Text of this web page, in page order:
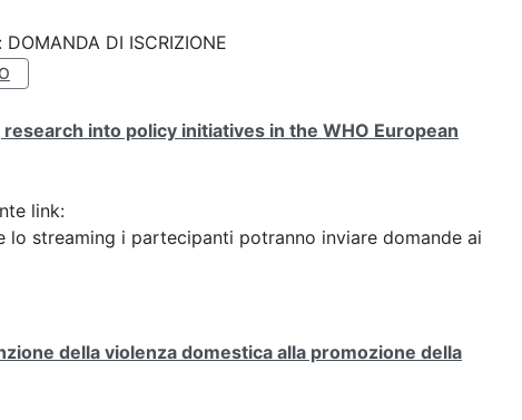
DI ISCRIZIONE
into policy initiatives in the WHO European
link:
streaming i partecipanti potranno inviare domande ai
della violenza domestica alla promozione della